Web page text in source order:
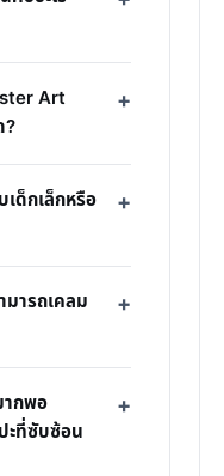
Art
?
ด็กเล็กหรือ
มารถเคลม
ากพอ
ะที่ซับซ้อน